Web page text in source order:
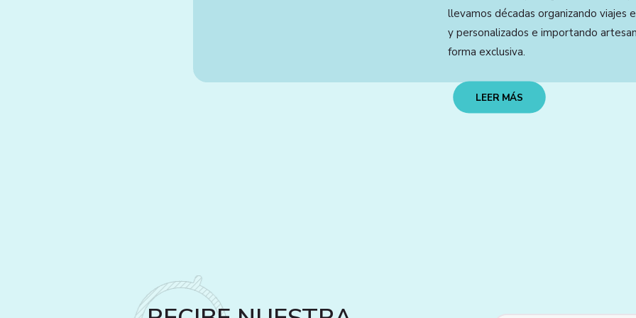
llevamos décadas organizando viajes
y personalizados e importando
forma exclusiva.
LEER MÁS